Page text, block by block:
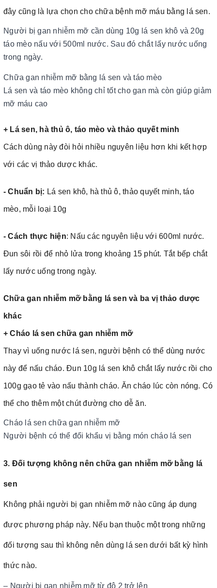
đây cũng là lựa chọn cho chữa bệnh mỡ máu bằng lá sen.
Người bị gan nhiễm mỡ cần dùng 10g lá sen khô và 20g
táo mèo nấu với 500ml nước. Sau đó chắt lấy nước uống
trong ngày.
Chữa gan nhiễm mỡ bằng lá sen và táo mèo
Lá sen và táo mèo không chỉ tốt cho gan mà còn giúp giảm
mỡ máu cao
+ Lá sen, hà thủ ô, táo mèo và thảo quyết minh
Cách dùng này đòi hỏi nhiều nguyên liệu hơn khi kết hợp
với các vị thảo dược khác.
- Chuẩn bị: Lá sen khô, hà thủ ô, thảo quyết minh, táo
mèo, mỗi loại 10g
- Cách thực hiện: Nấu các nguyên liệu với 600ml nước.
Đun sôi rồi để nhỏ lửa trong khoảng 15 phút. Tắt bếp chắt
lấy nước uống trong ngày.
Chữa gan nhiễm mỡ bằng lá sen và ba vị thảo dược
khác
+ Cháo lá sen chữa gan nhiễm mỡ
Thay vì uống nước lá sen, người bệnh có thể dùng nước
này để nấu cháo. Đun 10g lá sen khô chắt lấy nước rồi cho
100g gạo tẻ vào nấu thành cháo. Ăn cháo lúc còn nóng. Có
thể cho thêm một chút đường cho dễ ăn.
Cháo lá sen chữa gan nhiễm mỡ
Người bệnh có thể đổi khẩu vị bằng món cháo lá sen
3. Đối tượng không nên chữa gan nhiễm mỡ bằng lá
sen
Không phải người bị gan nhiễm mỡ nào cũng áp dụng
được phương pháp này. Nếu bạn thuộc một trong những
đối tượng sau thì không nên dùng lá sen dưới bất kỳ hình
thức nào.
– Người bị gan nhiễm mỡ từ độ 2 trở lên